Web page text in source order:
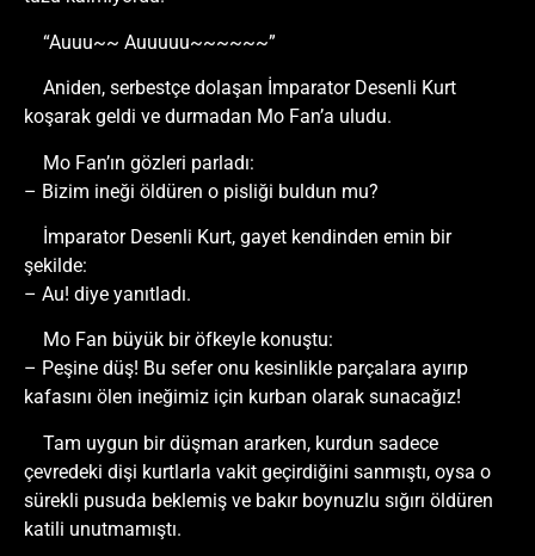
“Auuu~~ Auuuuu~~~~~~”
Aniden, serbestçe dolaşan İmparator Desenli Kurt
koşarak geldi ve durmadan Mo Fan’a uludu.
Mo Fan’ın gözleri parladı:
– Bizim ineği öldüren o pisliği buldun mu?
İmparator Desenli Kurt, gayet kendinden emin bir
şekilde:
– Au! diye yanıtladı.
Mo Fan büyük bir öfkeyle konuştu:
– Peşine düş! Bu sefer onu kesinlikle parçalara ayırıp
kafasını ölen ineğimiz için kurban olarak sunacağız!
Tam uygun bir düşman ararken, kurdun sadece
çevredeki dişi kurtlarla vakit geçirdiğini sanmıştı, oysa o
sürekli pusuda beklemiş ve bakır boynuzlu sığırı öldüren
katili unutmamıştı.